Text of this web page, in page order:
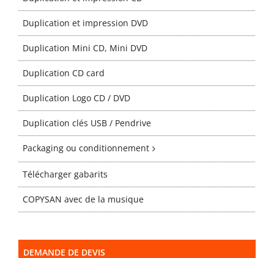
Fabrication industrielle
Packaging
Gabarits
Blog
Duplication et impression DVD
Duplication Mini CD, Mini DVD
Duplication CD card
Duplication Logo CD / DVD
Duplication clés USB / Pendrive
Packaging ou conditionnement
Télécharger gabarits
COPYSAN avec de la musique
DEMANDE DE DEVIS